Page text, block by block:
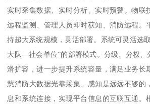
实时采集数据、实时分析、实时预警。物联
远程监测、管理人员即时获知、消防远程。
持超大系统规模，灵活部署。系统可灵活选
大队—社会单位”的部署模式。分级、分权、
滑扩容，进一步提升系统容量，满足业务长
慧消防大数据光靠采集、感知是远远不够的
息和系统连接，实现平台信息的互联互通。